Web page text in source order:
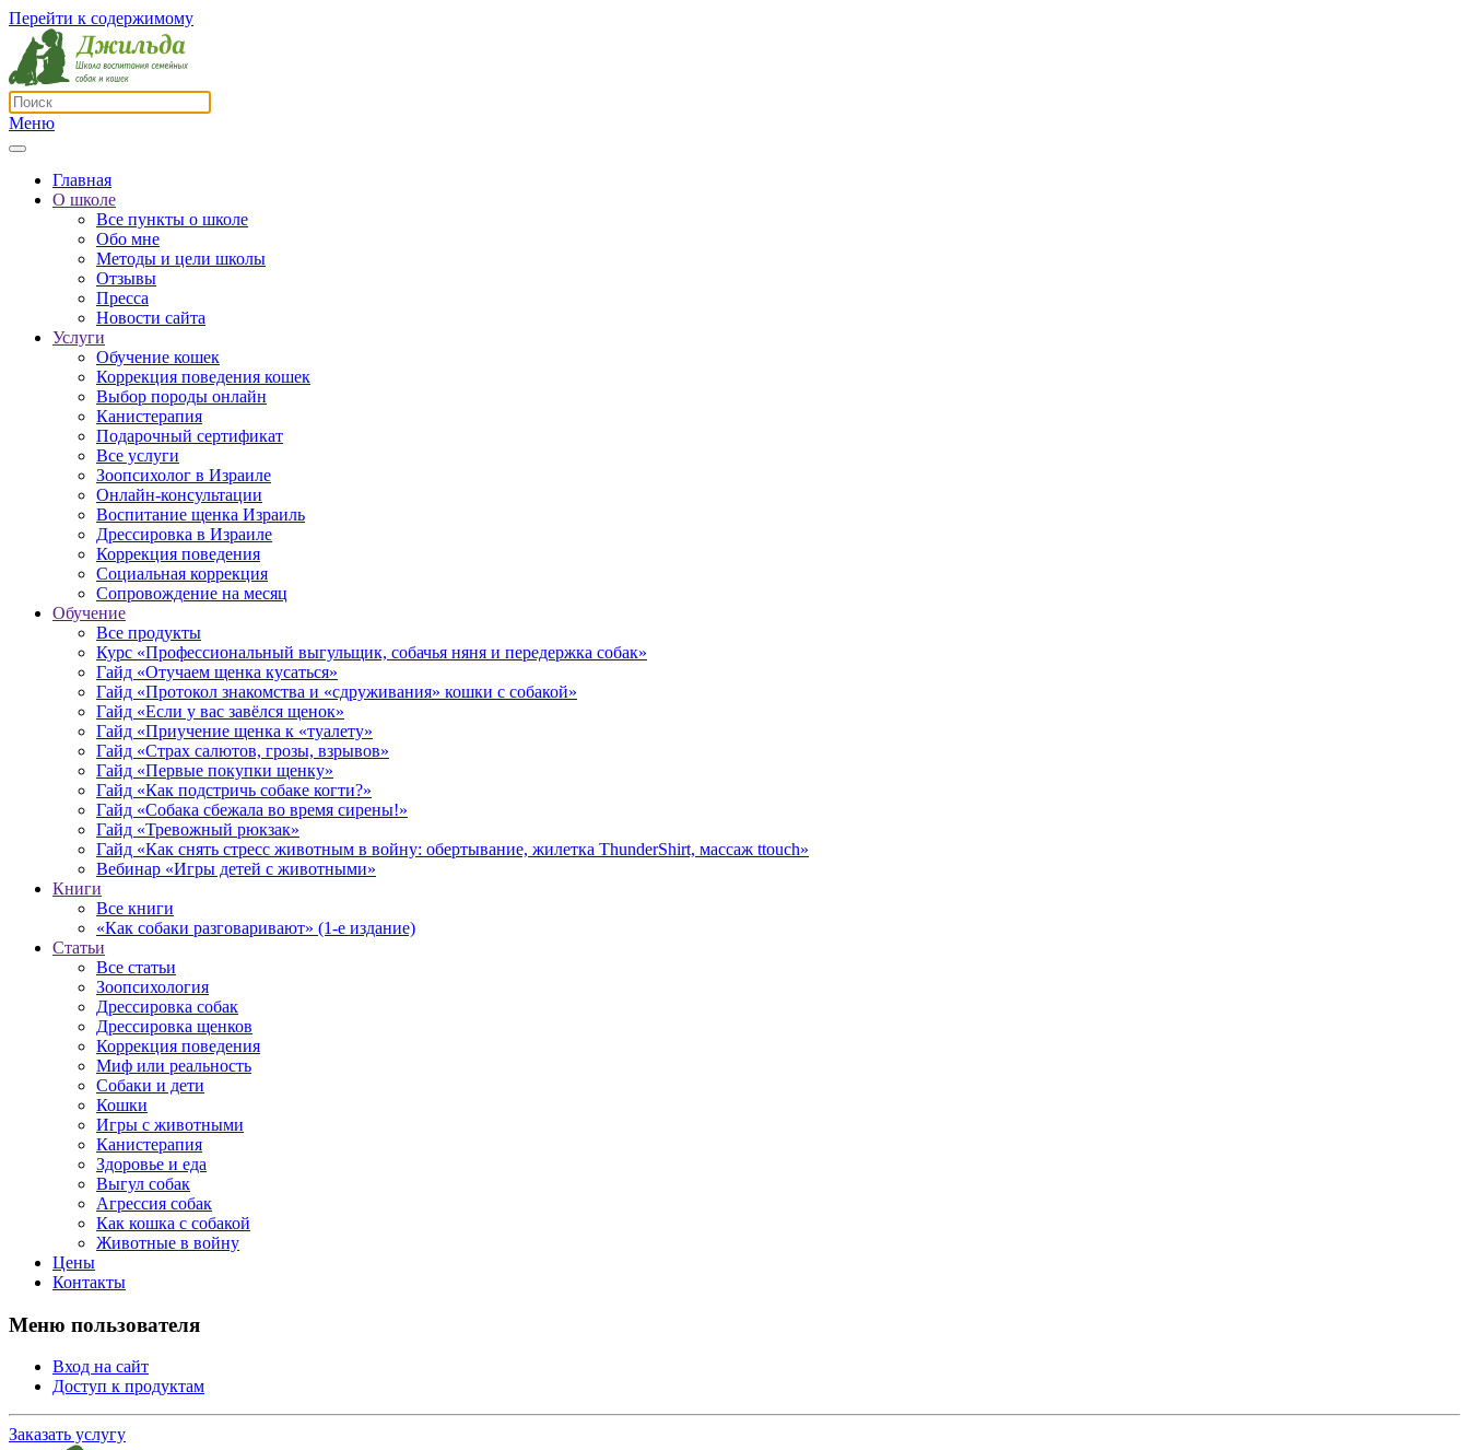
Перейти к содержимому
Меню
Главная
О школе
Все пункты о школе
Обо мне
Методы и цели школы
Отзывы
Пресса
Новости сайта
Услуги
Обучение кошек
Коррекция поведения кошек
Выбор породы онлайн
Канистерапия
Подарочный сертификат
Все услуги
Зоопсихолог в Израиле
Онлайн-консультации
Воспитание щенка Израиль
Дрессировка в Израиле
Коррекция поведения
Социальная коррекция
Сопровождение на месяц
Обучение
Все продукты
Курс «Профессиональный выгульщик, собачья няня и передержка собак»
Гайд «Отучаем щенка кусаться»
Гайд «Протокол знакомства и «сдруживания» кошки с собакой»
Гайд «Если у вас завёлся щенок»
Гайд «Приучение щенка к «туалету»
Гайд «Страх салютов, грозы, взрывов»
Гайд «Первые покупки щенку»
Гайд «Как подстричь собаке когти?»
Гайд «Собака сбежала во время сирены!»
Гайд «Тревожный рюкзак»
Гайд «Как снять стресс животным в войну: обертывание, жилетка ThunderShirt, массаж ttouch»
Вебинар «Игры детей с животными»
Книги
Все книги
«Как собаки разговаривают» (1-е издание)
Статьи
Все статьи
Зоопсихология
Дрессировка собак
Дрессировка щенков
Коррекция поведения
Миф или реальность
Собаки и дети
Кошки
Игры с животными
Канистерапия
Здоровье и еда
Выгул собак
Агрессия собак
Как кошка с собакой
Животные в войну
Цены
Контакты
Меню пользователя
Вход на сайт
Доступ к продуктам
Заказать услугу